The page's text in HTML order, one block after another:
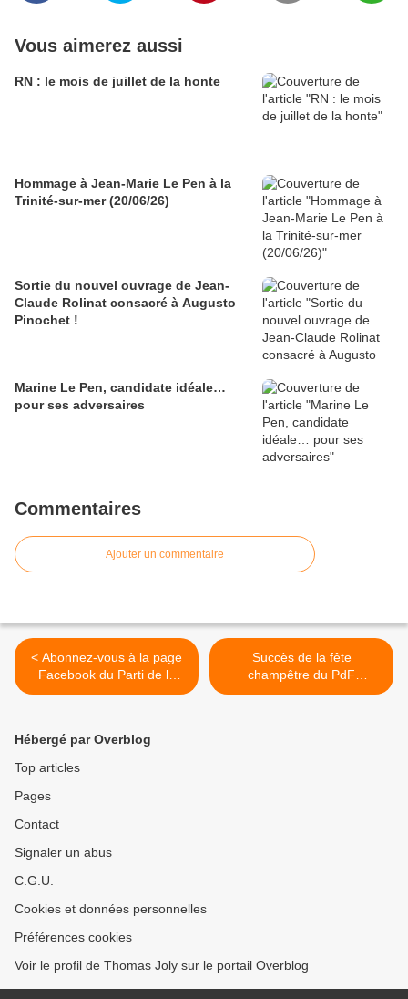
Vous aimerez aussi
RN : le mois de juillet de la honte
Hommage à Jean-Marie Le Pen à la
Trinité-sur-mer (20/06/26)
Sortie du nouvel ouvrage de Jean-
Claude Rolinat consacré à Augusto
Pinochet !
Marine Le Pen, candidate idéale…
pour ses adversaires
Commentaires
Ajouter un commentaire
< Abonnez-vous à la page
Facebook du Parti de la
France !
Succès de la fête
champêtre du PdF
Bretagne ! >
Hébergé par Overblog
Top articles
Pages
Contact
Signaler un abus
C.G.U.
Cookies et données personnelles
Préférences cookies
Voir le profil de Thomas Joly sur le portail Overblog